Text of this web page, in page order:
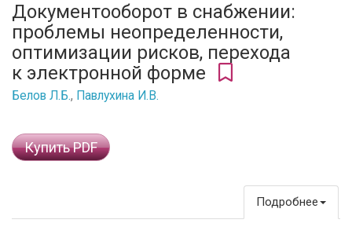
Документооборот в снабжении:
проблемы неопределенности,
оптимизации рисков, перехода
к электронной форме
Белов Л.Б., Павлухина И.В.
Купить PDF
Подробнее